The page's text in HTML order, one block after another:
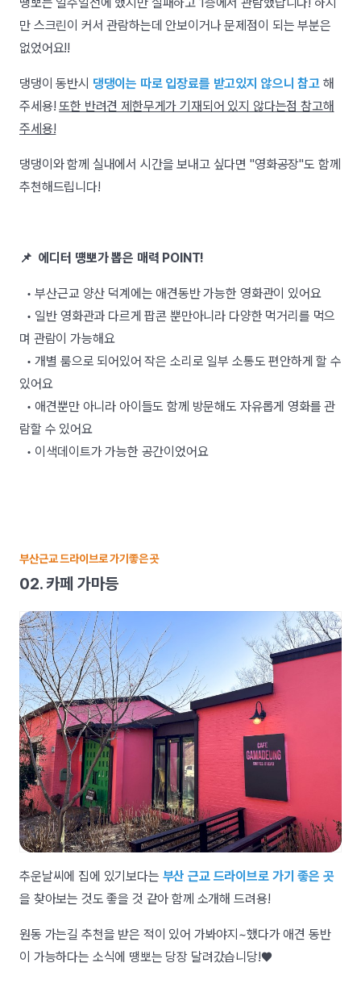
만 스크린이 커서 관람하는데 안보이거나 문제점이 되는 부분은
없었어요!!
댕댕이 동반시 댕댕이는 따로 입장료를 받고있지 않으니 참고 해
주세용!또한 반려견 제한무게가 기재되어 있지 않다는점 참고해
주세용!
댕댕이와 함께 실내에서 시간을 보내고 싶다면 "영화공장"도 함께
추천해드립니다!
📌 에디터 떙뽀가 뽑은 매력 POINT!
• 부산근교 양산 덕계에는 애견동반 가능한 영화관이 있어요
• 일반 영화관과 다르게 팝콘 뿐만아니라 다양한 먹거리를 먹으
며 관람이 가능해요
• 개별 룸으로 되어있어 작은 소리로 일부 소통도 편안하게 할 수
있어요
• 애견뿐만 아니라 아이들도 함께 방문해도 자유롭게 영화를 관
람할 수 있어요
• 이색데이트가 가능한 공간이었어요
부산근교 드라이브로 가기좋은 곳
02. 카페 가마등
추운날씨에 집에 있기보다는 부산 근교 드라이브로 가기 좋은 곳
을 찾아보는 것도 좋을 것 같아 함께 소개해 드려용!
원동 가는길 추천을 받은 적이 있어 가봐야지~했다가 애견 동반
이 가능하다는 소식에 땡뽀는 당장 달려갔습니당!♥